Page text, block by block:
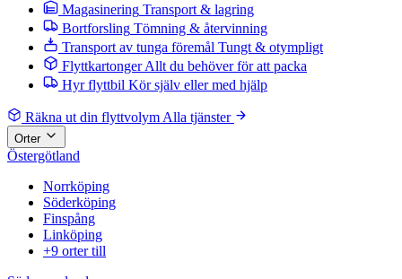
Magasinering Transport & lagring
Bortforsling Tömning & återvinning
Transport av tunga föremål Tungt & otympligt
Flyttkartonger Allt du behöver för att packa
Hyr flyttbil Kör själv eller med hjälp
Räkna ut din flyttvolym Alla tjänster
Orter
Östergötland
Norrköping
Söderköping
Finspång
Linköping
+9 orter till